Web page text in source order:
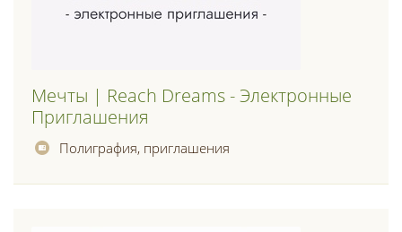
Мечты | Reach Dreams - Электронные
Приглашения
Полиграфия, приглашения